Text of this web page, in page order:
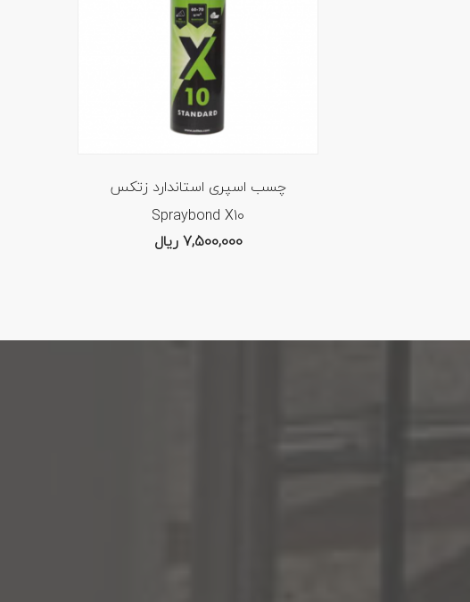
چسب اسپری استاندارد زتکس
Spraybond X10
7,500,000ریال